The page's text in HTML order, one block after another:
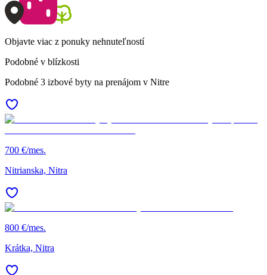
Objavte viac z ponuky nehnuteľností
Podobné v blízkosti
Podobné 3 izbové byty na prenájom v Nitre
700 €/mes.
Nitrianska, Nitra
800 €/mes.
Krátka, Nitra